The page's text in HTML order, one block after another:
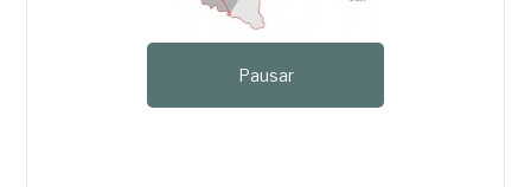
Pausar